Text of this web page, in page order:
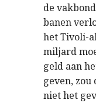
de
banen
het Tivoli-
miljard
geld aan
geven,
niet het